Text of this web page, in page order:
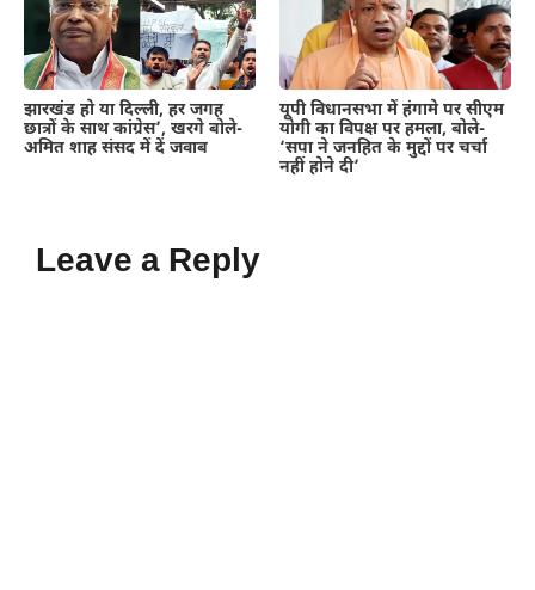
झारखंड हो या दिल्ली, हर जगह
छात्रों के साथ कांग्रेस’, खरगे बोले-
अमित शाह संसद में दें जवाब
यूपी विधानसभा में हंगामे पर सीएम
योगी का विपक्ष पर हमला, बोले-
‘सपा ने जनहित के मुद्दों पर चर्चा
नहीं होने दी’
Leave a Reply